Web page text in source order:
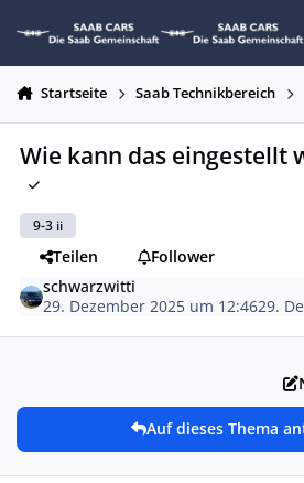
Startseite Saab Technikbereich
Wie kann das eingestellt
9-3 ii
Teilen
Follower
schwarzwitti
29. Dezember 2025 um 12:4629.
Auf dieses Thema